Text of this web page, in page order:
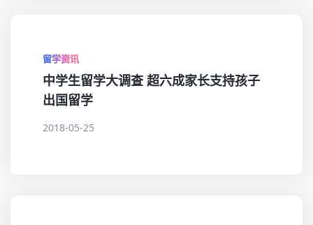
留学资讯
中学生留学大调查 超六成家长支持孩子
出国留学
2018-05-25